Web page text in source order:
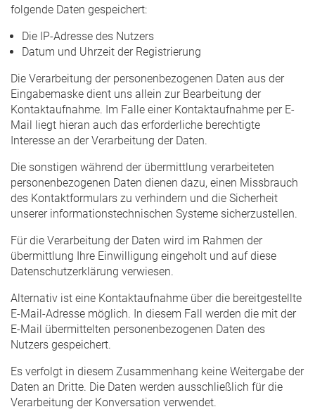
folgende Daten gespeichert:
Die IP-Adresse des Nutzers
Datum und Uhrzeit der Registrierung
Die Verarbeitung der personenbezogenen Daten aus der
Eingabemaske dient uns allein zur Bearbeitung der
Kontaktaufnahme. Im Falle einer Kontaktaufnahme per E-
Mail liegt hieran auch das erforderliche berechtigte
Interesse an der Verarbeitung der Daten.
Die sonstigen während der übermittlung verarbeiteten
personenbezogenen Daten dienen dazu, einen Missbrauch
des Kontaktformulars zu verhindern und die Sicherheit
unserer informationstechnischen Systeme sicherzustellen.
Für die Verarbeitung der Daten wird im Rahmen der
übermittlung Ihre Einwilligung eingeholt und auf diese
Datenschutzerklärung verwiesen.
Alternativ ist eine Kontaktaufnahme über die bereitgestellte
E-Mail-Adresse möglich. In diesem Fall werden die mit der
E-Mail übermittelten personenbezogenen Daten des
Nutzers gespeichert.
Es verfolgt in diesem Zusammenhang keine Weitergabe der
Daten an Dritte. Die Daten werden ausschließlich für die
Verarbeitung der Konversation verwendet.